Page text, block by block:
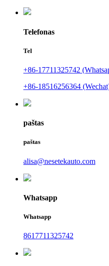
Telefonas
Tel
+86-17711325742
+86-18516256364
paštas
paštas
alisa@nesetekauto.com
Whatsapp
Whatsapp
8617711325742